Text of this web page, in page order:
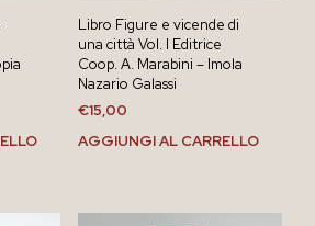
Libro Figure e vicende di
una città Vol. I Editrice
Coop. A. Marabini – Imola
Nazario Galassi
€15,00
AGGIUNGI AL CARRELLO